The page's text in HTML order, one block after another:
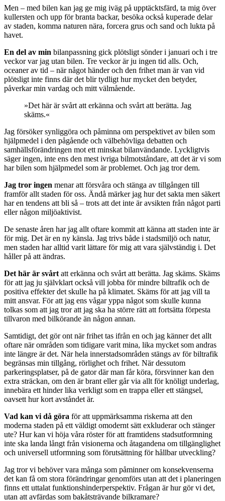
Men – med bilen kan jag ge mig iväg på upptäcktsfärd, ta mig över
kullersten och upp för branta backar, besöka också kuperade delar
av staden, komma naturen nära, forcera grus och sand och lukta på
havet.
En del av min bilanpassning gick plötsligt sönder i januari och i tre
veckor var jag utan bilen. Tre veckor är ju ingen tid alls. Och,
oceaner av tid – när något händer och den frihet man är van vid
plötsligt inte finns där det blir tydligt hur mycket den betyder,
påverkar min vardag och mitt välmående.
»Det här är svårt att erkänna och svårt att berätta. Jag
skäms.«
Jag försöker synliggöra och påminna om perspektivet av bilen som
hjälpmedel i den pågående och välbehövliga debatten och
samhällsförändringen mot ett minskat bilanvändande. Lyckligtvis
säger ingen, inte ens den mest ivriga bilmotståndare, att det är vi som
har bilen som hjälpmedel som är problemet. Och jag tror dem.
Jag tror ingen menar att försvåra och stänga av tillgången till
framför allt staden för oss. Ändå märker jag hur det sakta men säkert
har en tendens att bli så – trots att det inte är avsikten från något parti
eller någon miljöaktivist.
De senaste åren har jag allt oftare kommit att känna att staden inte är
för mig. Det är en ny känsla. Jag trivs både i stadsmiljö och natur,
men staden har alltid varit lättare för mig att vara självständig i. Det
håller på att ändras.
Det här är svårt att erkänna och svårt att berätta. Jag skäms. Skäms
för att jag ju självklart också vill jobba för mindre biltrafik och de
positiva effekter det skulle ha på klimatet. Skäms för att jag vill ta
mitt ansvar. För att jag ens vågar yppa något som skulle kunna
tolkas som att jag tror att jag ska ha större rätt att fortsätta förpesta
tillvaron med bilkörande än någon annan.
Samtidigt, det gör ont när frihet tas ifrån en och jag känner det allt
oftare när områden som tidigare varit mina, lika mycket som andras
inte längre är det. När hela innerstadsområden stängs av för biltrafik
begränsas min tillgång, rörlighet och frihet. När dessutom
parkeringsplatser, på de gator där man får köra, försvinner kan den
extra sträckan, om den är brant eller går via allt för knöligt underlag,
innebära ett hinder lika verkligt som en trappa eller ett stängsel,
oavsett hur kort avståndet är.
Vad kan vi då göra för att uppmärksamma riskerna att den
moderna staden på ett väldigt omodernt sätt exkluderar och stänger
ute? Hur kan vi höja våra röster för att framtidens stadsutformning
inte ska landa långt från visionerna och åtagandena om tillgänglighet
och universell utformning som förutsättning för hållbar utveckling?
Jag tror vi behöver vara många som påminner om konsekvenserna
det kan få om stora förändringar genomförs utan att det i planeringen
finns ett uttalat funktionshinderperspektiv. Frågan är hur gör vi det,
utan att avfärdas som bakåtsträvande bilkramare?